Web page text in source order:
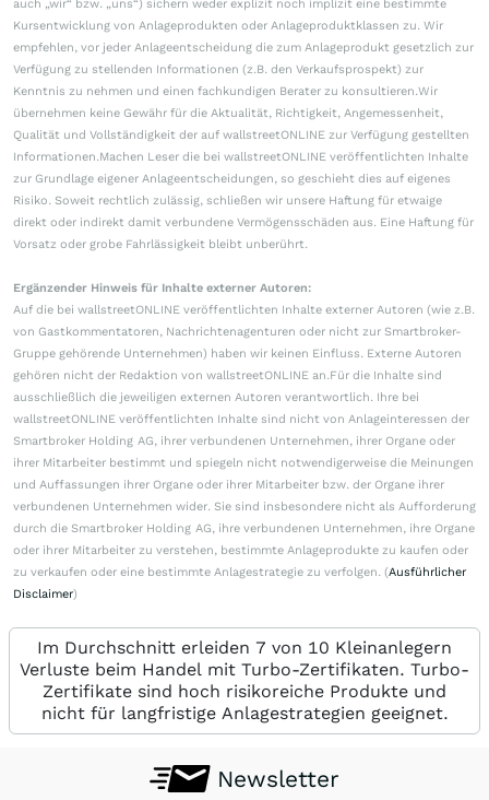
auch „wir“ bzw. „uns“) sichern weder explizit noch implizit eine bestimmte
Kursentwicklung von Anlageprodukten oder Anlageproduktklassen zu. Wir
empfehlen, vor jeder Anlageentscheidung die zum Anlageprodukt gesetzlich zur
Verfügung zu stellenden Informationen (z.B. den Verkaufsprospekt) zur
Kenntnis zu nehmen und einen fachkundigen Berater zu konsultieren.Wir
übernehmen keine Gewähr für die Aktualität, Richtigkeit, Angemessenheit,
Qualität und Vollständigkeit der auf wallstreetONLINE zur Verfügung gestellten
Informationen.Machen Leser die bei wallstreetONLINE veröffentlichten Inhalte
zur Grundlage eigener Anlageentscheidungen, so geschieht dies auf eigenes
Risiko. Soweit rechtlich zulässig, schließen wir unsere Haftung für etwaige
direkt oder indirekt damit verbundene Vermögensschäden aus. Eine Haftung für
Vorsatz oder grobe Fahrlässigkeit bleibt unberührt.
Ergänzender Hinweis für Inhalte externer Autoren:
Auf die bei wallstreetONLINE veröffentlichten Inhalte externer Autoren (wie z.B.
von Gastkommentatoren, Nachrichtenagenturen oder nicht zur Smartbroker-
Gruppe gehörende Unternehmen) haben wir keinen Einfluss. Externe Autoren
gehören nicht der Redaktion von wallstreetONLINE an.Für die Inhalte sind
ausschließlich die jeweiligen externen Autoren verantwortlich. Ihre bei
wallstreetONLINE veröffentlichten Inhalte sind nicht von Anlageinteressen der
Smartbroker Holding AG, ihrer verbundenen Unternehmen, ihrer Organe oder
ihrer Mitarbeiter bestimmt und spiegeln nicht notwendigerweise die Meinungen
und Auffassungen ihrer Organe oder ihrer Mitarbeiter bzw. der Organe ihrer
verbundenen Unternehmen wider. Sie sind insbesondere nicht als Aufforderung
durch die Smartbroker Holding AG, ihre verbundenen Unternehmen, ihre Organe
oder ihrer Mitarbeiter zu verstehen, bestimmte Anlageprodukte zu kaufen oder
zu verkaufen oder eine bestimmte Anlagestrategie zu verfolgen. (Ausführlicher
Disclaimer)
Im Durchschnitt erleiden 7 von 10 Kleinanlegern
Verluste beim Handel mit Turbo-Zertifikaten. Turbo-
Zertifikate sind hoch risikoreiche Produkte und
nicht für langfristige Anlagestrategien geeignet.
Newsletter